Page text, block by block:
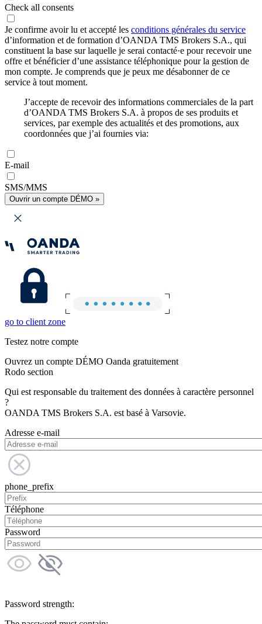
Check all consents
Je confirme avoir lu et accepté les conditions générales du service
d’information et de formation d’OANDA TMS Brokers S.A., qui
constituent la base sur laquelle je serai contacté·e pour recevoir une
offre et bénéficier d’une assistance téléphonique pour la gestion de
mon compte. Je comprends que je peux me désabonner de ce
service à tout moment.
J’accepte de recevoir des informations commerciales de la part
d’OANDA TMS Brokers S.A. à propos de ses produits et
services, par exemple des actualités et des promotions, aux
coordonnées que j’ai fournies via:
E-mail
SMS/MMS
Ouvrir un compte DÉMO »
go to client zone
Testez notre compte
Ouvrez un compte DÉMO Oanda gratuitement
Rodo section
Qui est responsable du traitement des données à caractère personnel
?
OANDA TMS Brokers S.A. est basé à Varsovie.
Adresse e-mail
phone_prefix
Téléphone
Password
Password strength: